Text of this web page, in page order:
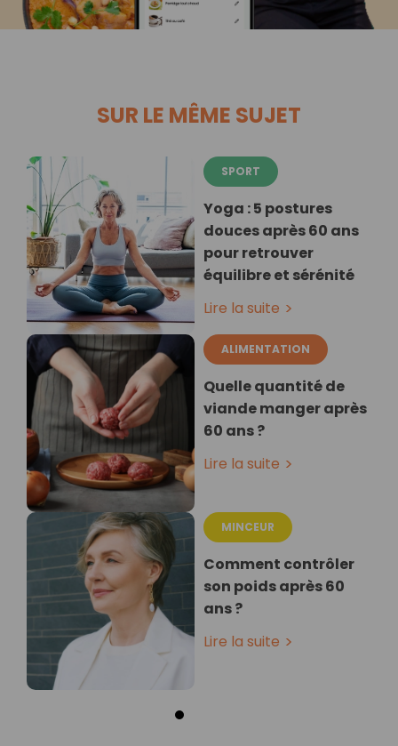
SUR LE MÊME SUJET
SPORT
Yoga : 5 postures
douces après 60 ans
pour retrouver
équilibre et sérénité
Lire la suite
ALIMENTATION
Quelle quantité de
viande manger après
60 ans ?
Lire la suite
MINCEUR
Comment contrôler
son poids après 60
ans ?
Lire la suite